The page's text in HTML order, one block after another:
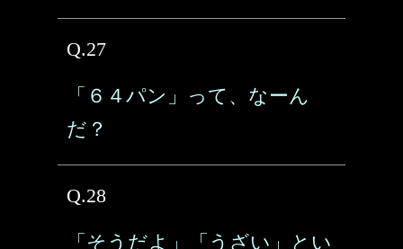
Q.27
「６４パン」って、なーん
だ？
Q.28
「そうだよ」「うざい」とい